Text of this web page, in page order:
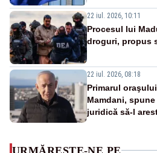
22 iul. 2026, 10:11
Procesul lui
droguri, propus
22 iul. 2026, 08:18
Primarul
Mamdani,
juridică să-l
URMĂREȘTE-NE PE